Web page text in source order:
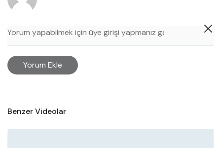
Yorum Ekle
Benzer Videolar